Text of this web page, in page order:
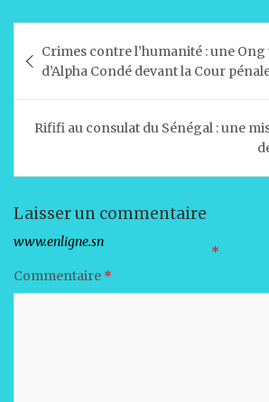
at
s
A
p
c
e
b
o
k
k
e
dI
n
ai
l
ta
g
er
de
l’article
Crimes contre l’humanité : une
d’Alpha Condé devant la Cour
Rififi au consulat du Sénégal : une
Laisser un commentaire
Votre adresse e-mail ne sera pas publiée.
Les champs obligatoires sont indiqués avec *
Commentaire *